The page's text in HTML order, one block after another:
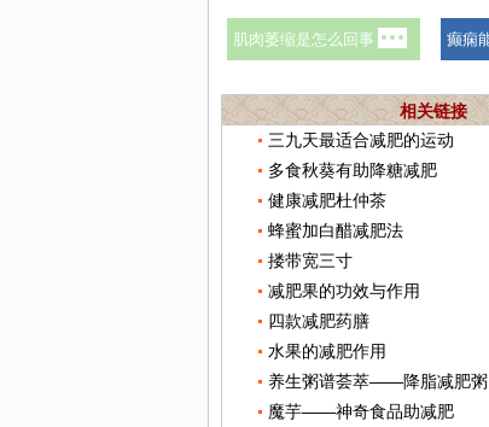
相关链接
三九天最适合减肥的运动
多食秋葵有助降糖减肥
健康减肥杜仲茶
蜂蜜加白醋减肥法
搂带宽三寸
减肥果的功效与作用
四款减肥药膳
水果的减肥作用
养生粥谱荟萃——降脂减肥粥
魔芋——神奇食品助减肥